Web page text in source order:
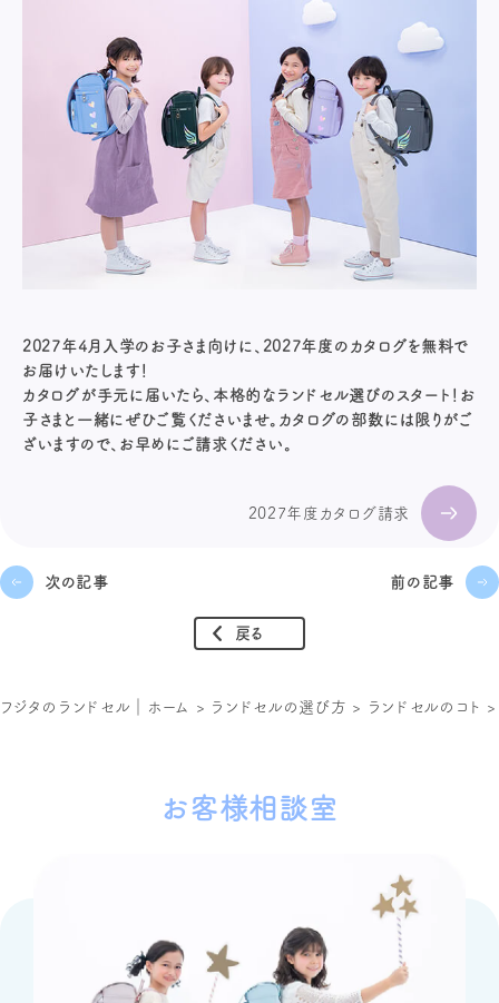
2027年4月入学のお子さま向けに、2027年度のカタログを無料で
お届けいたします！
カタログが手元に届いたら、本格的なランドセル選びのスタート！お
子さまと一緒にぜひご覧くださいませ。カタログの部数には限りがご
ざいますので、お早めにご請求ください。
2027年度カタログ請求
次の記事 前の記事
戻る
フジタのランドセル｜ホーム > ランドセルの選び方 > ランドセルのコト
お客様相談室